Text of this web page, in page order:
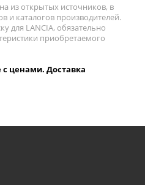
из открытых источников, в
и каталогов производителей.
для LANCIA, обязательно
приобретаемого
с ценами. Доставка